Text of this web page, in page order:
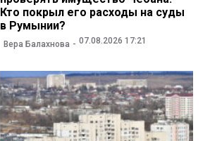
Кто покрыл его расходы на суды
в Румынии?
Вера Балахнова 07.08.2026 17:21